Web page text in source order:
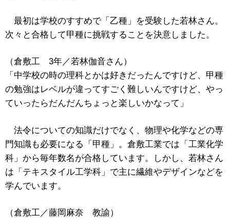
最初は学校のすすめで「乙種」を受験した若林さん。
次々と合格して甲種に挑戦することを決意しました。
（倉敷工 3年／若林伽音さん）
「中学校の時の理科とかは好きだったんですけど、甲種
の勉強はレベルが違ってすごく難しいんですけど、やっ
ていったらだんだんちょっと楽しいかなって」
法令についての知識だけでなく、物理や化学などの専
門知識も必要になる「甲種」。倉敷工業では「工業化学
科」から毎年数名が合格しています。しかし、若林さん
は「テキスタイル工学科」で主に繊維やデザインなどを
学んでいます。
（倉敷工／藤岡麻奈 教諭）